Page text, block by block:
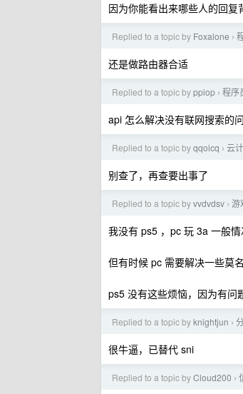
因为你能看出来哪些人的回复
Replied to a topic by Foxalone ›
还是做路由器合适
Replied to a topic byppiop › 程序
api 怎么解决没有联网搜索的
Replied to a topic byqqoicq › 云
别查了，再查要出事了
Replied to a topic byvvdvdsv › 游
我没有 ps5 ，pc 玩 3a 一般情
但有时候 pc 需要解决一些莫
ps5 没有这些烦恼，因为有问
Replied to a topic byknightjun ›
很牛逼，已替代 sni
Replied to a topic byCloud200 ›